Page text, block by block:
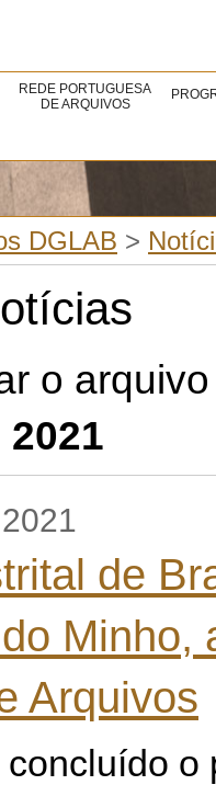
REDE PORTUGUESA
DE ARQUIVOS
DGLAB >
o
2021
de
Minho,
Arquivos
o